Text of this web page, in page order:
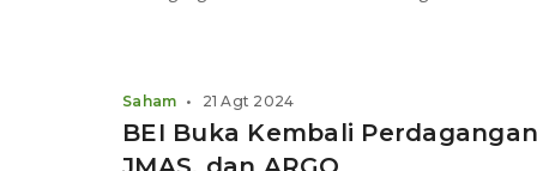
BEI Buka Kembali Perdagangan
Saham • 21 Agt 2024